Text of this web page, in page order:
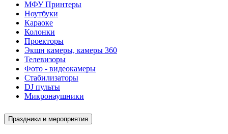
МФУ Принтеры
Ноутбуки
Караоке
Колонки
Проекторы
Экшн камеры, камеры 360
Телевизоры
Фото - видеокамеры
Стабилизаторы
DJ пульты
Микронаушники
Праздники и мероприятия